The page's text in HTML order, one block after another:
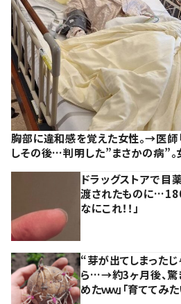
胸部に違和感を覚えた女性。→医師
しその後…判明した”まさかの病”
ドラッグストアで
渡されたものに…180
なにこれ！！」
“芽が出てしまった
ら…→約3ヶ月後、驚
めたｗｗ」「育ててみた